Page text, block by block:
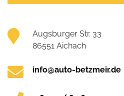
Augsburger Str. 33
86551 Aichach
info@auto-betzmeir.de